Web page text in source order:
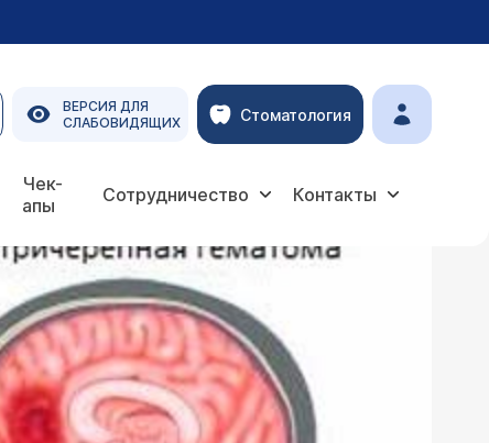
ВЕРСИЯ ДЛЯ
СЛАБОВИДЯЩИХ
Стоматология
Чек-
апы
Сотрудничество Контакты